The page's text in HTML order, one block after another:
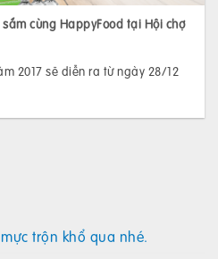
trộn khổ qua nhé.
cùng HappyFood tại Hội chợ
2017 sẽ diễn ra từ ngày 28/12